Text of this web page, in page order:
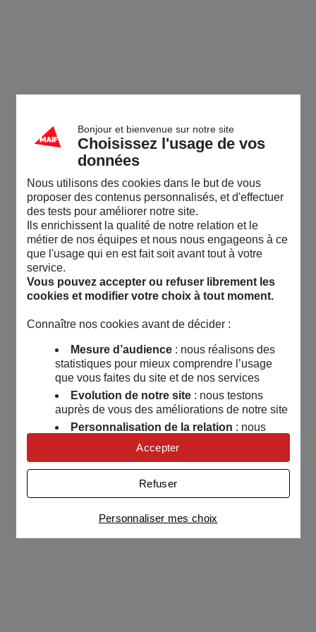
Bonjour et bienvenue sur notre site
Choisissez l'usage de vos
données
Nous utilisons des cookies dans le but de vous
proposer des contenus personnalisés, et d'effectuer
des tests pour améliorer notre site.
Ils enrichissent la qualité de notre relation et le
métier de nos équipes et nous nous engageons à ce
que l'usage qui en est fait soit avant tout à votre
service.
Vous pouvez accepter ou refuser librement les
cookies et modifier votre choix à tout moment.
Connaître nos cookies avant de décider :
Mesure d’audience: nous réalisons des
statistiques pour mieux comprendre l’usage
que vous faites du site et de nos services
Evolution de notre site: nous testons
auprès de vous des améliorations de notre site
Personnalisation de la relation : nous
nous servons de cookies pour adapter nos
contenus et personnaliser nos offres
Univers publicitaire: nous utilisons avec
nos partenaires des cookies pour afficher des
publicités personnalisées
Connaître notre politique cookies et la liste de nos
partenaires
Personnaliser mes choix
Refuser
Accepter